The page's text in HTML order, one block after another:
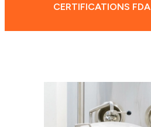
CERTIFICATIONS FDA